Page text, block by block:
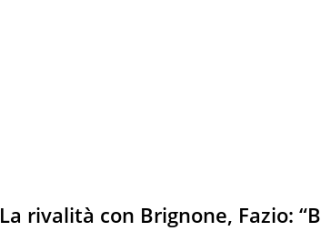
La rivalità con Brignone, Fazio: